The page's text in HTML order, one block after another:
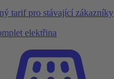
tarif pro stávající zákazníky
elektřina